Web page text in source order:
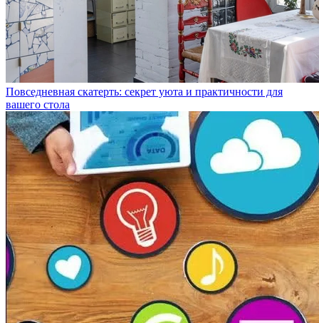
Повседневная скатерть: секрет уюта и практичности для
вашего стола